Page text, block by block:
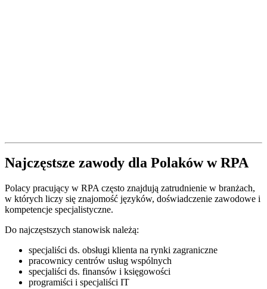
Najczęstsze zawody dla Polaków w RPA
Polacy pracujący w RPA często znajdują zatrudnienie w branżach,
w których liczy się znajomość języków, doświadczenie zawodowe i
kompetencje specjalistyczne.
Do najczęstszych stanowisk należą:
specjaliści ds. obsługi klienta na rynki zagraniczne
pracownicy centrów usług wspólnych
specjaliści ds. finansów i księgowości
programiści i specjaliści IT